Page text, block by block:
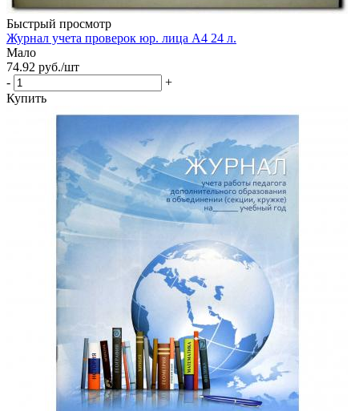
Быстрый просмотр
Журнал учета проверок юр. лица А4 24 л.
Мало
74.92 руб./шт
-
+
Купить